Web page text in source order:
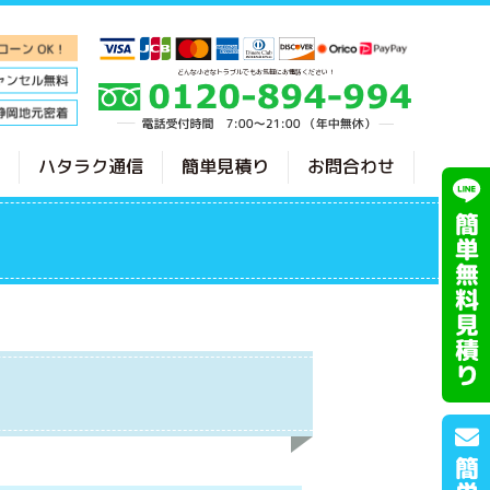
どんな小さなトラブルでもお気軽にお電話ください！
ハタラク通信 簡単見積り お問合わせ